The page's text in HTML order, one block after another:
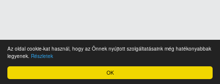
OK
Az oldal cookie-kat használ, hogy az Önnek nyújtott szolgáltatásaink még hatékonyabbak
legyenek. Részletek